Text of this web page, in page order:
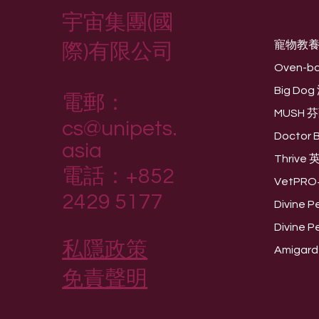
寵物教
Oven-
Big Dog
MUSH
Doctor
Thrive
Divine
Divine
宇宙集團(國
際)有限公司
電郵：
cs@unipets.
asia
電話：+852
2429 5177
私隱政策
免責聲明